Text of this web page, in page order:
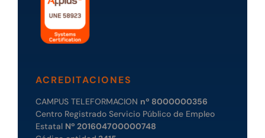
ACREDITACIONES
CAMPUS TELEFORMACION nº 8000000356
Centro Registrado Servicio Público de Empleo
Estatal Nº 201604700000748